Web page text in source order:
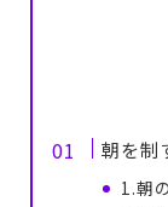
朝を制
1.朝